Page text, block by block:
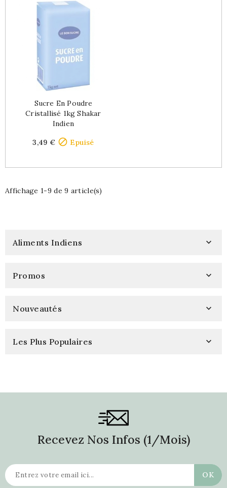
Sucre En Poudre
Cristallisé 1kg Shakar
Indien
3,49 €  Epuisé
Affichage 1-9 de 9 article(s)
Aliments Indiens 
Promos 
Nouveautés 
Les Plus Populaires 
Recevez Nos Infos (1/mois)